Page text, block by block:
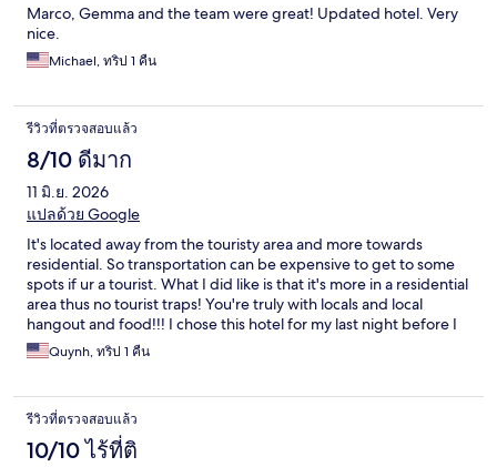
Marco, Gemma and the team were great! Updated hotel. Very
nice.
Michael, ทริป 1 คืน
รีวิวที่ตรวจสอบแล้ว
8/10 ดีมาก
11 มิ.ย. 2026
แปลด้วย Google
It's located away from the touristy area and more towards
residential. So transportation can be expensive to get to some
spots if ur a tourist. What I did like is that it's more in a residential
area thus no tourist traps! You're truly with locals and local
hangout and food!!! I chose this hotel for my last night before I
flew out of Napoli... I wanted a pool. Pool was perfect on the
rooftop with the rooftop bar. Would recommend if ur looking
Quynh, ทริป 1 คืน
รีวิวที่ตรวจสอบแล้ว
10/10 ไร้ที่ติ